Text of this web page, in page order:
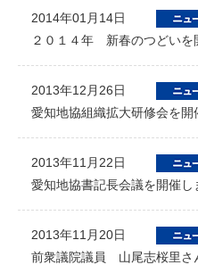
2014年01月14日
２０１４年 新春のつどいを
2013年12月26日
愛知地協組織拡大研修会を開
2013年11月22日
愛知地協書記長会議を開催し
2013年11月20日
前衆議院議員 山尾志桜里さ